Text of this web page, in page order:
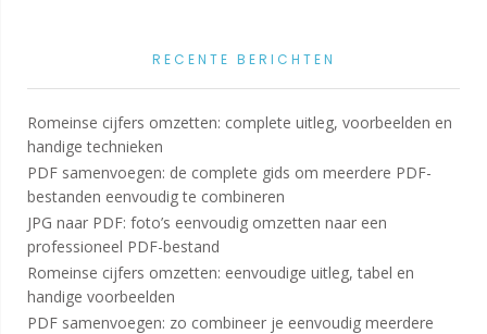
RECENTE BERICHTEN
Romeinse cijfers omzetten: complete uitleg, voorbeelden en
handige technieken
PDF samenvoegen: de complete gids om meerdere PDF-
bestanden eenvoudig te combineren
JPG naar PDF: foto’s eenvoudig omzetten naar een
professioneel PDF-bestand
Romeinse cijfers omzetten: eenvoudige uitleg, tabel en
handige voorbeelden
PDF samenvoegen: zo combineer je eenvoudig meerdere